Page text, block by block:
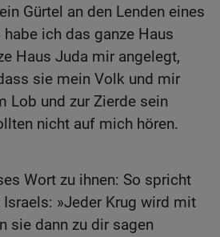
Gürtel an den Lenden eines
ich das ganze Haus
Haus Juda mir angelegt,
sie mein Volk und mir
Lob und zur Zierde sein
nicht auf mich hören.
Wort zu ihnen: So spricht
Israels: »Jeder Krug wird mit
sie dann zu dir sagen